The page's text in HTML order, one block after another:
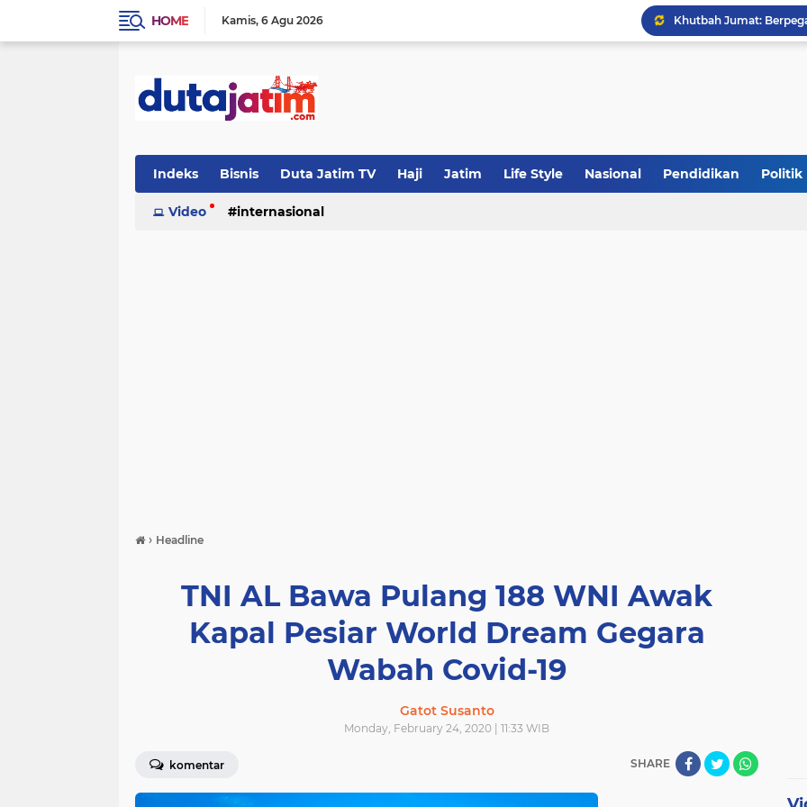
HOME Kamis 6 Agu 2026
Indeks Bisnis Duta Jatim TV Haji Jatim Life Style Nasional Pendidikan Politik
Video internasional
› Headline
TNI AL Bawa Pulang 188 WNI Awak
Kapal Pesiar World Dream Gegara
Wabah Covid-19
Gatot Susanto
Monday, February 24, 2020 | 11:33 WIB
komentar SHARE